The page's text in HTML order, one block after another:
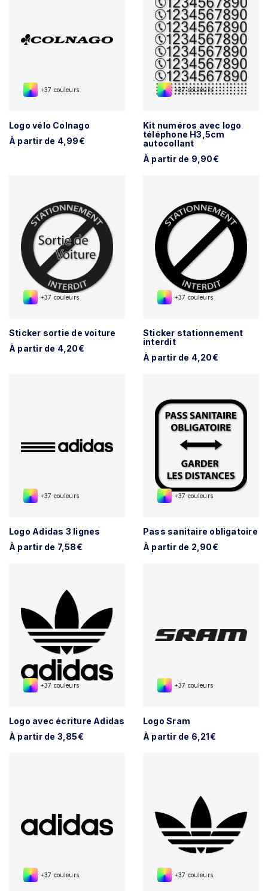
+37 couleurs
Logo vélo Colnago
À partir de 4,99€
+37 couleurs
Kit numéros avec logo
téléphone H3,5cm
autocollant
À partir de 9,90€
+37 couleurs
Sticker sortie de voiture
À partir de 4,20€
+37 couleurs
Sticker stationnement
interdit
À partir de 4,20€
+37 couleurs
Logo Adidas 3 lignes
À partir de 7,58€
+37 couleurs
Pass sanitaire obligatoire
À partir de 2,90€
+37 couleurs
Logo avec écriture Adidas
À partir de 3,85€
+37 couleurs
Logo Sram
À partir de 6,21€
+37 couleurs +37 couleurs